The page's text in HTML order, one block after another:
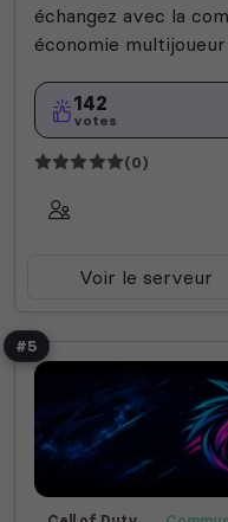
échangez avec la
économie multijoueur
142
votes
(0)
Voir le serveur
#5